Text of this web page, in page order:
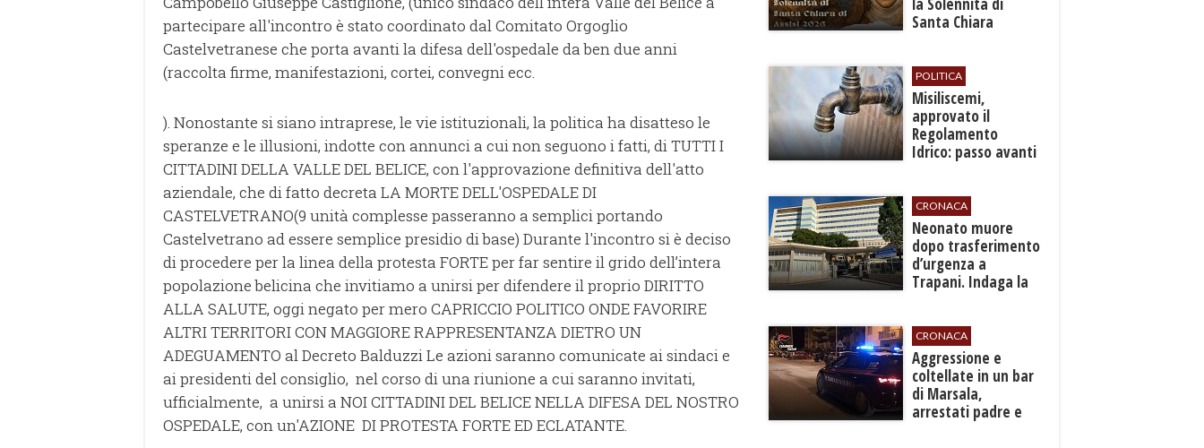
partecipare all'incontro è stato coordinato dal Comitato Orgoglio
Castelvetranese che porta avanti la difesa dell'ospedale da ben due anni
(raccolta firme, manifestazioni, cortei, convegni ecc.
). Nonostante si siano intraprese, le vie istituzionali, la politica ha disatteso le
speranze e le illusioni, indotte con annunci a cui non seguono i fatti, di TUTTI I
CITTADINI DELLA VALLE DEL BELICE, con l'approvazione definitiva dell'atto
aziendale, che di fatto decreta LA MORTE DELL'OSPEDALE DI
CASTELVETRANO(9 unità complesse passeranno a semplici portando
Castelvetrano ad essere semplice presidio di base) Durante l'incontro si è deciso
di procedere per la linea della protesta FORTE per far sentire il grido dell’intera
popolazione belicina che invitiamo a unirsi per difendere il proprio DIRITTO
ALLA SALUTE, oggi negato per mero CAPRICCIO POLITICO ONDE FAVORIRE
ALTRI TERRITORI CON MAGGIORE RAPPRESENTANZA DIETRO UN
ADEGUAMENTO al Decreto Balduzzi Le azioni saranno comunicate ai sindaci e
ai presidenti del consiglio, nel corso di una riunione a cui saranno invitati,
ufficialmente, a unirsi a NOI CITTADINI DEL BELICE NELLA DIFESA DEL NOSTRO
OSPEDALE, con un'AZIONE DI PROTESTA FORTE ED ECLATANTE.
Santa Chiara
POLITICA
Misiliscemi,
approvato il
Regolamento
Idrico: passo avanti
servizio
CRONACA
​Neonato muore
dopo trasferimento
d’urgenza a
Trapani. Indaga la
CRONACA
​Aggressione e
coltellate in un bar
di Marsala,
arrestati padre e